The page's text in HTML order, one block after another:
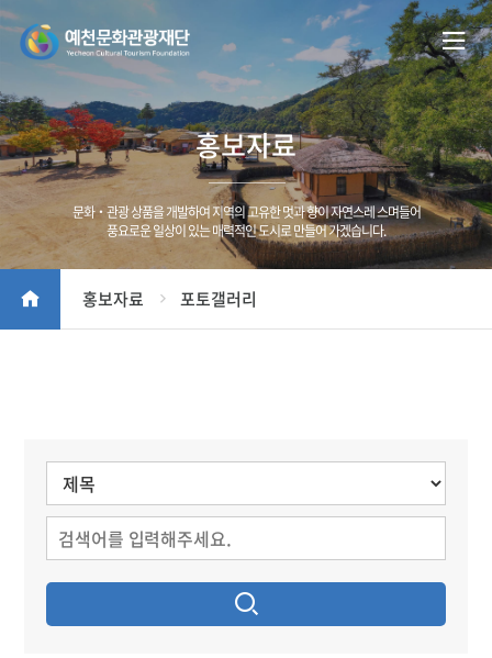
홍보자료
문화‧관광 상품을 개발하여 지역의 고유한 멋과 향이 자연스레 스며들어
풍요로운 일상이 있는 매력적인 도시로 만들어 가겠습니다.
홍보자료 포토갤러리